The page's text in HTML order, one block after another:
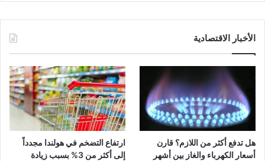
الأخبار الاقتصادية
هل تدفع أكثر من اللازم؟ قارن
أسعار الكهرباء والغاز بين أشهر
ارتفاع التضخم في هولندا مجدداً
إلى أكثر من 3% بسبب زيادة